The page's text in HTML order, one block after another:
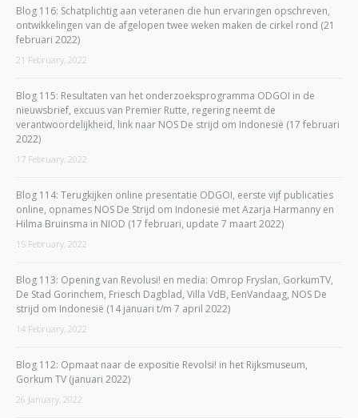
Blog 116: Schatplichtig aan veteranen die hun ervaringen opschreven,
ontwikkelingen van de afgelopen twee weken maken de cirkel rond (21
februari 2022)
21 February, 2022
Blog 115: Resultaten van het onderzoeksprogramma ODGOI in de
nieuwsbrief, excuus van Premier Rutte, regering neemt de
verantwoordelijkheid, link naar NOS De strijd om Indonesië (17 februari
2022)
17 February, 2022
Blog 114: Terugkijken online presentatie ODGOI, eerste vijf publicaties
online, opnames NOS De Strijd om Indonesië met Azarja Harmanny en
Hilma Bruinsma in NIOD (17 februari, update 7 maart 2022)
15 February, 2022
Blog 113: Opening van Revolusi! en media: Omrop Fryslan, GorkumTV,
De Stad Gorinchem, Friesch Dagblad, Villa VdB, EenVandaag, NOS De
strijd om Indonesië (14 januari t/m 7 april 2022)
14 February, 2022
Blog 112: Opmaat naar de expositie Revolsi! in het Rijksmuseum,
Gorkum TV (januari 2022)
26 January, 2022